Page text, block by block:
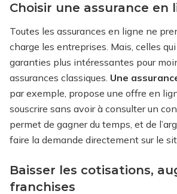
Choisir une assurance en
Toutes les assurances en ligne ne
charge les entreprises. Mais, celles
garanties plus intéressantes pour
assurances classiques. Une
par exemple, propose une offre en
souscrire sans avoir à consulter un
permet de gagner du temps, et de
faire la demande directement sur le
Baisser les cotisations,
franchises